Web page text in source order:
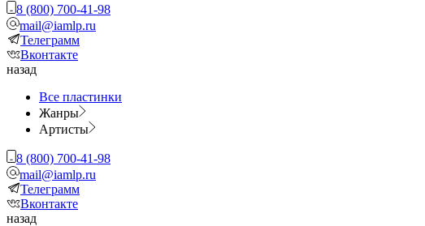
8 (800) 700-41-98
mail@iamlp.ru
Телеграмм
Вконтакте
назад
Все пластинки
Жанры
Артисты
8 (800) 700-41-98
mail@iamlp.ru
Телеграмм
Вконтакте
назад